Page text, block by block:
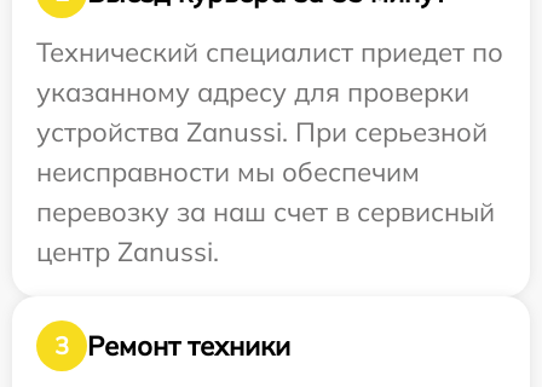
Технический специалист приедет по
указанному адресу для проверки
устройства Zanussi. При серьезной
неисправности мы обеспечим
перевозку за наш счет в сервисный
центр Zanussi.
3
Ремонт техники